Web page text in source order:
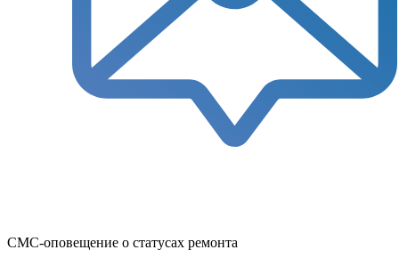
СМС-оповещение о статусах ремонта